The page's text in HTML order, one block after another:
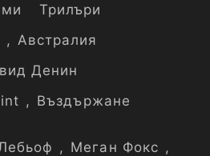
Трилъри
, Австралия
Денин
, Въздържане
, Меган Фокс ,